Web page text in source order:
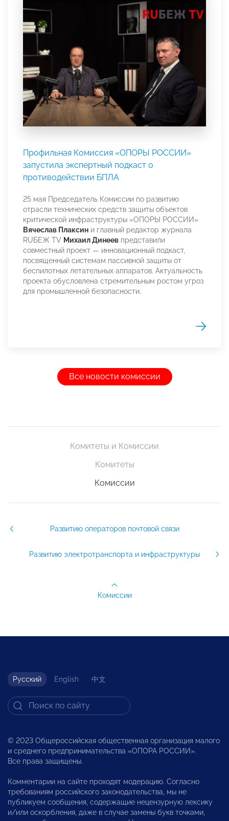
Профильная Комиссия «ОПОРЫ РОССИИ»
запустила экспертный подкаст о
противодействии БПЛА
25 мая Председатель Комиссии по развитию
отрасли технических средств защиты объектов
критической инфраструктуры «ОПОРЫ РОССИИ»
Вячеслав Плаксин и главный редактор журнала
RUБЕЖ TV Михаил Динеев представили
совместный проект — инновационный подкаст,
посвященный системам пассивной защиты от
беспилотных летательных аппаратов. Актуальность
проекта обусловлена стремительным ростом угроз
для промышленной безопасности.
Все новости комиссии
Комитеты и Комиссии
Комитеты
Комиссии
Развитию операторов почтовой связи
Развитию электротранспорта и инфраструктуры
Комиссии
Русский English 中文
© 2023 Общероссийская общественная организация малого
и среднего предпринимательства «ОПОРА РОССИИ».
Все права защищены.
Комментарии на сайте проходят модерацию. Согласно
требованиям российского законодательства, мы не
публикуем сообщения, содержащие нецензурную лексику
и/или оскорбления, даже в случае замены букв точками,